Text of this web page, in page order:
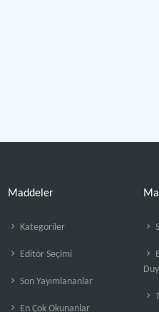
Maddeler
Kategoriler
Editör Seçimi
Son Yayımlananlar
En Çok Okunanlar